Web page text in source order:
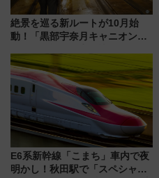
絶景を巡る新ルートが10月始
動！「黒部宇奈月キャニオンル
ジ」がオープン
E6系新幹線「こまち」車内で夜
明かし！秋田駅で「スペシャル